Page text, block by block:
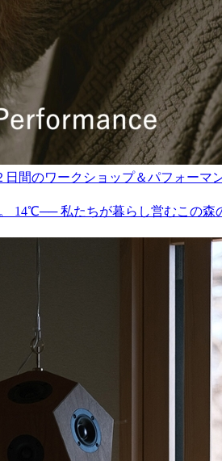
間のワークショップ＆パフォーマ
14℃── 私たちが暮らし営むこの